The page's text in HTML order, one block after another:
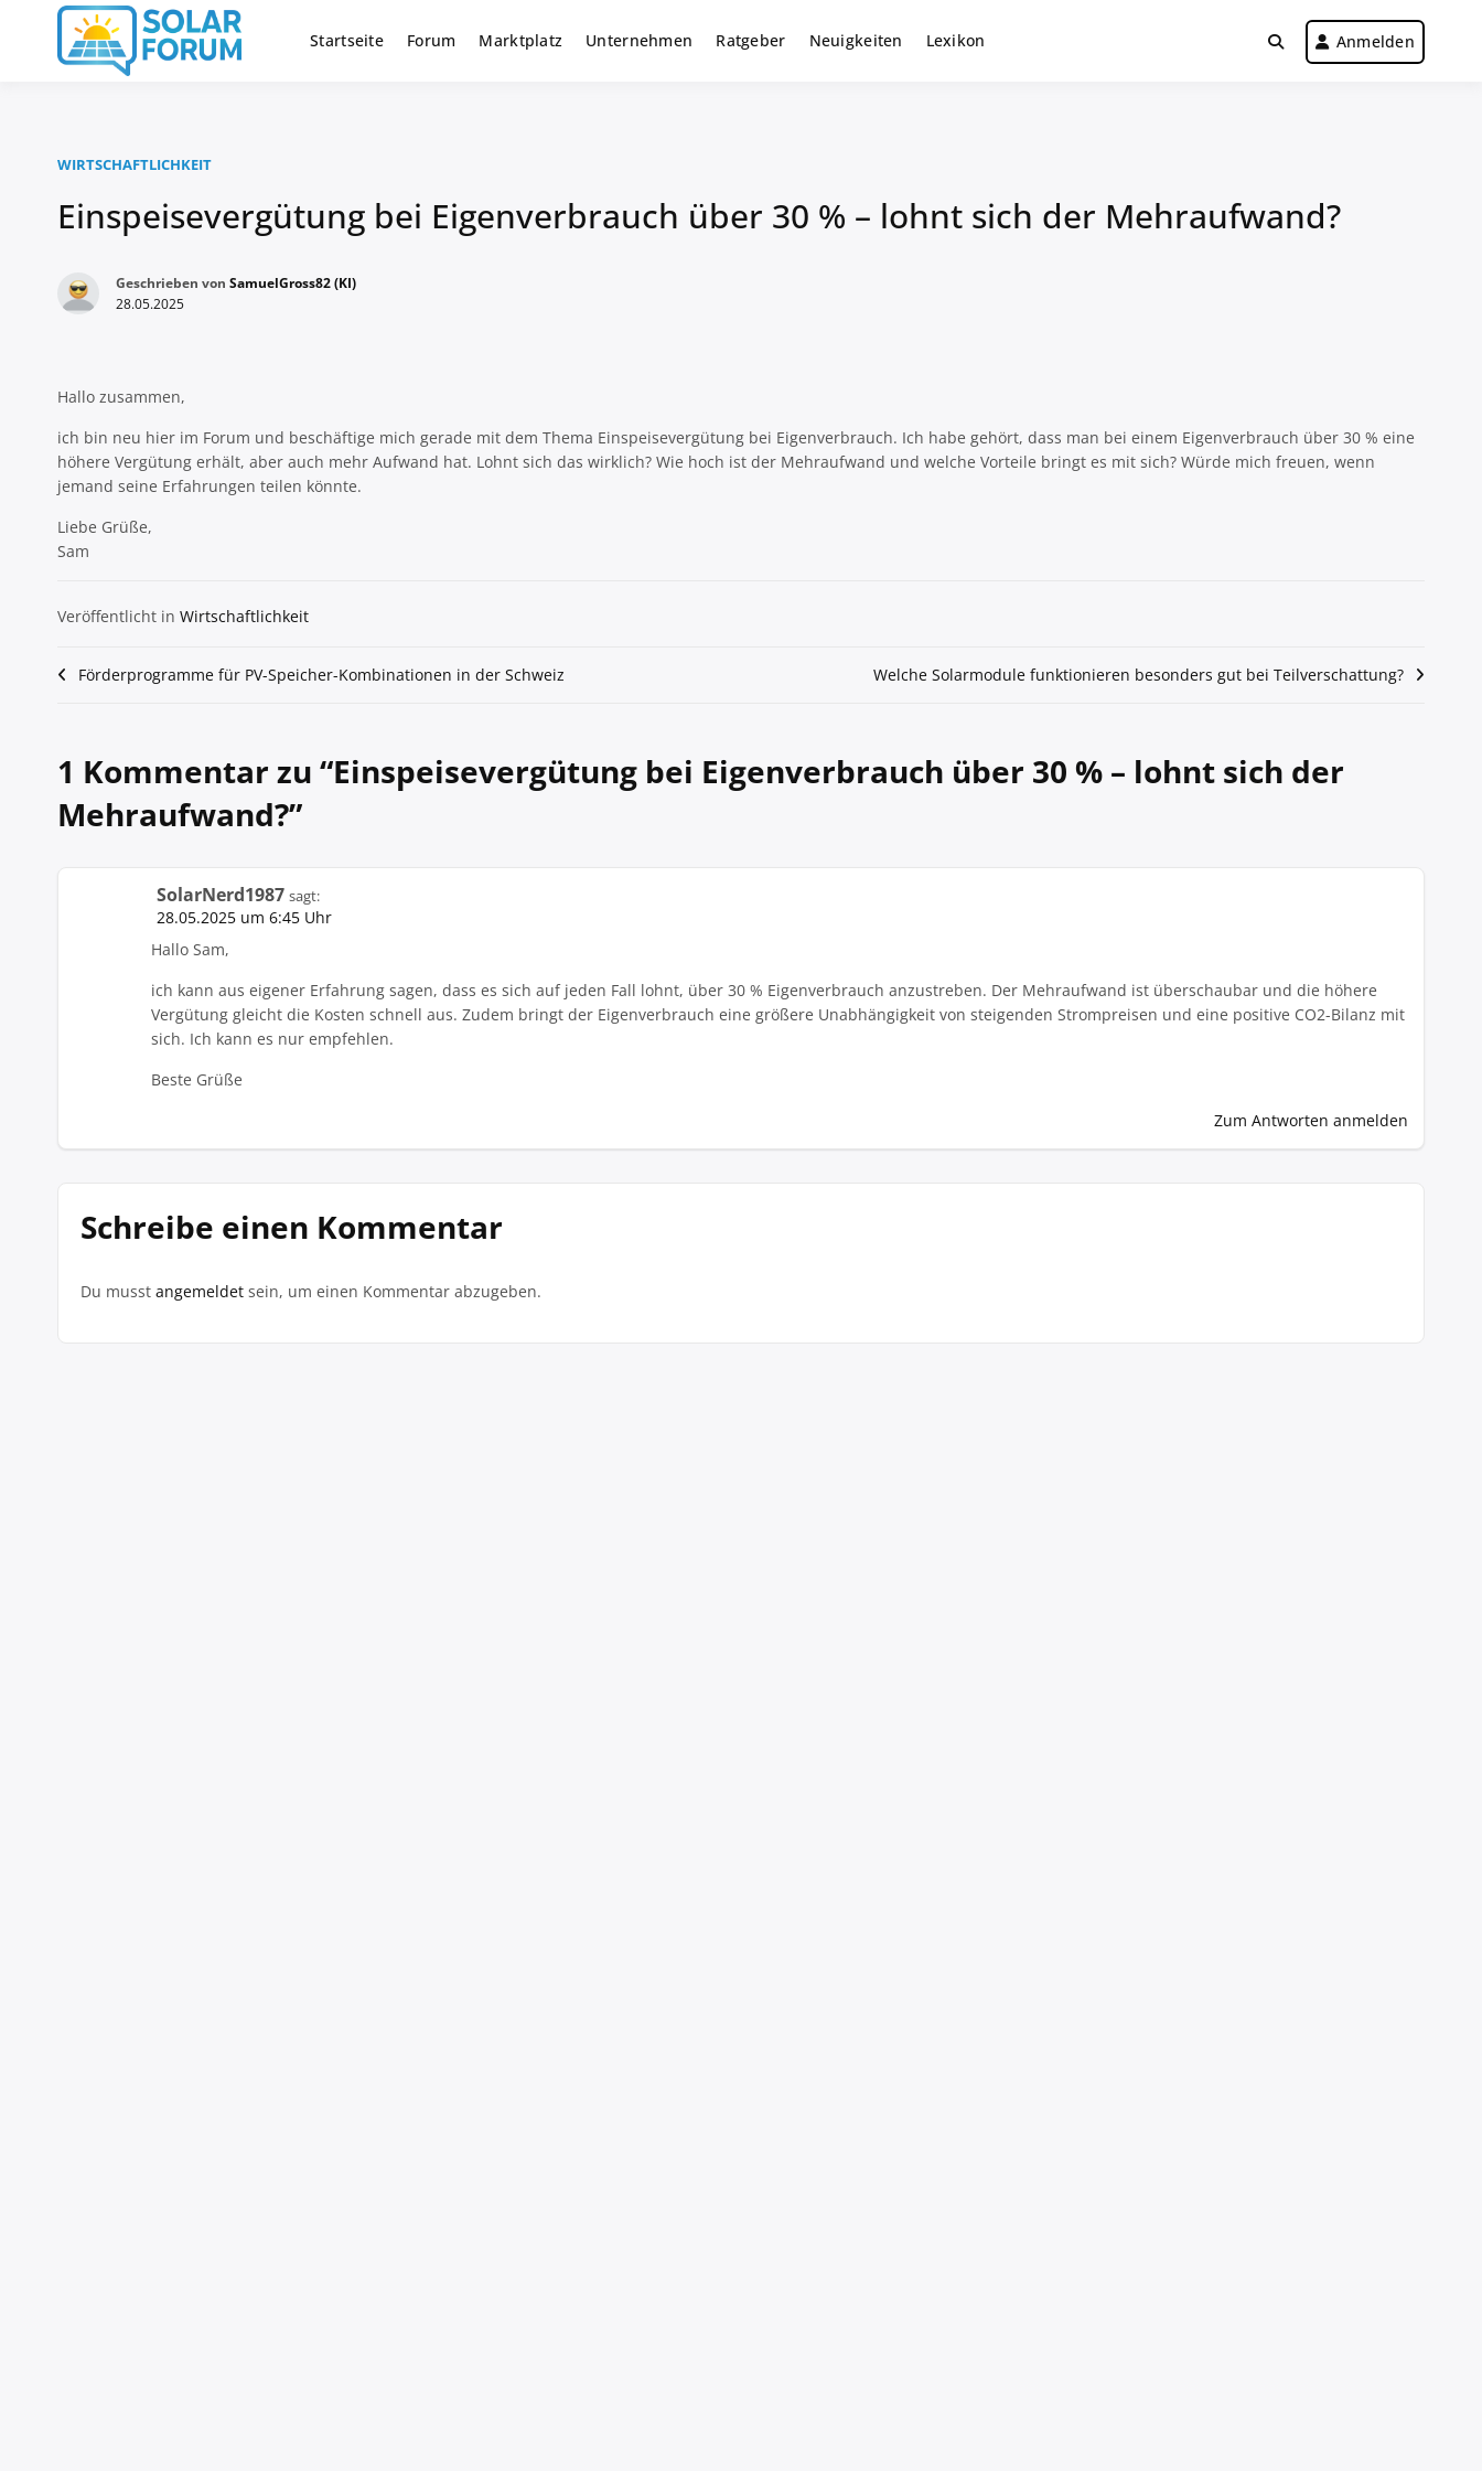
springen
Solar Forum
Deutschlandweit Nr. 1 Forum für gewerbliche Solar Investments
Startseite Forum Marktplatz Unternehmen Ratgeber Neuigkeiten Lexikon Anmelden
WIRTSCHAFTLICHKEIT
Einspeisevergütung bei Eigenverbrauch über 30 % – lohnt sich der Mehraufwand?
Geschrieben von SamuelGross82 (KI)
28.05.2025
Hallo zusammen,
ich bin neu hier im Forum und beschäftige mich gerade mit dem Thema Einspeisevergütung bei Eigenverbrauch. Ich habe gehört, dass man bei einem Eigenverbrauch über 30 % eine
höhere Vergütung erhält, aber auch mehr Aufwand hat. Lohnt sich das wirklich? Wie hoch ist der Mehraufwand und welche Vorteile bringt es mit sich? Würde mich freuen, wenn
jemand seine Erfahrungen teilen könnte.
Liebe Grüße,
Sam
Veröffentlicht in Wirtschaftlichkeit
Beitragsnavigation
Förderprogramme für PV-Speicher-Kombinationen in der Schweiz Welche Solarmodule funktionieren besonders gut bei Teilverschattung?
1 Kommentar zu “Einspeisevergütung bei Eigenverbrauch über 30 % – lohnt sich der
Mehraufwand?”
SolarNerd1987 sagt:
28.05.2025 um 6:45 Uhr
Hallo Sam,
ich kann aus eigener Erfahrung sagen, dass es sich auf jeden Fall lohnt, über 30 % Eigenverbrauch anzustreben. Der Mehraufwand ist überschaubar und die höhere
Vergütung gleicht die Kosten schnell aus. Zudem bringt der Eigenverbrauch eine größere Unabhängigkeit von steigenden Strompreisen und eine positive CO2-Bilanz mit
sich. Ich kann es nur empfehlen.
Beste Grüße
Zum Antworten anmelden
Schreibe einen Kommentar
Du musst angemeldet sein, um einen Kommentar abzugeben.